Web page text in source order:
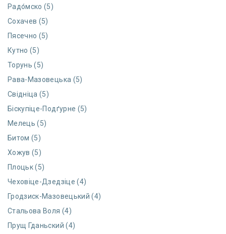
Радо́мско (5)
Сохачев (5)
Пясечно (5)
Кутно (5)
Торунь (5)
Рава-Мазовецька (5)
Свідніца (5)
Біскупіце-Подґурне (5)
Мелець (5)
Битом (5)
Хожув (5)
Плоцьк (5)
Чеховіце-Дзедзіце (4)
Гродзиск-Мазовецький (4)
Стальова Воля (4)
Прущ Гданьский (4)